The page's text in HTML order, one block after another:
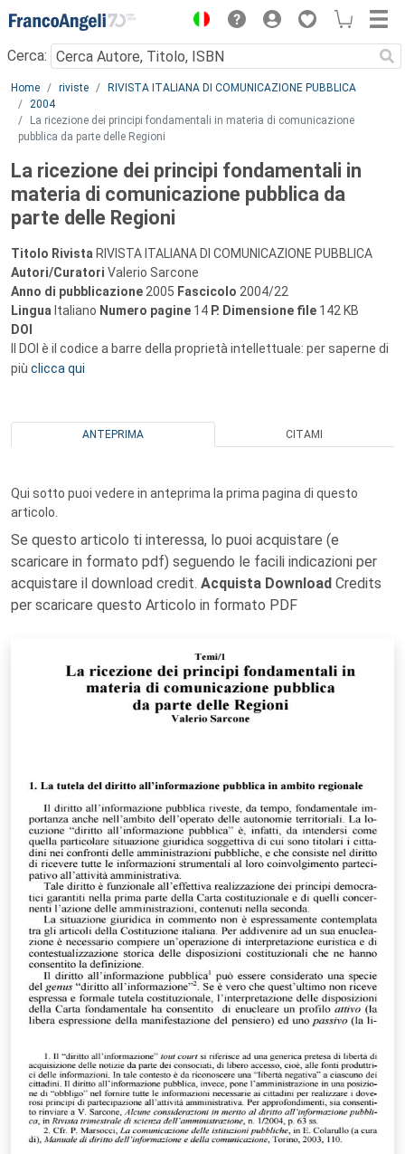
Menu
Cerca:
Main content
Home riviste
RIVISTA ITALIANA DI COMUNICAZIONE PUBBLICA
2004
La ricezione dei principi fondamentali in materia di comunicazione
pubblica da parte delle Regioni
La ricezione dei principi fondamentali in
materia di comunicazione pubblica da
parte delle Regioni
Titolo Rivista RIVISTA ITALIANA DI COMUNICAZIONE PUBBLICA
Autori/Curatori Valerio Sarcone
Anno di pubblicazione 2005 Fascicolo 2004/22
Lingua Italiano Numero pagine 14 P. Dimensione file 142 KB
DOI
Il DOI è il codice a barre della proprietà intellettuale: per saperne di
più clicca qui
ANTEPRIMA CITAMI
Qui sotto puoi vedere in anteprima la prima pagina di questo
articolo.
Se questo articolo ti interessa, lo puoi acquistare (e
scaricare in formato pdf) seguendo le facili indicazioni per
acquistare il download credit. Acquista Download Credits
per scaricare questo Articolo in formato PDF